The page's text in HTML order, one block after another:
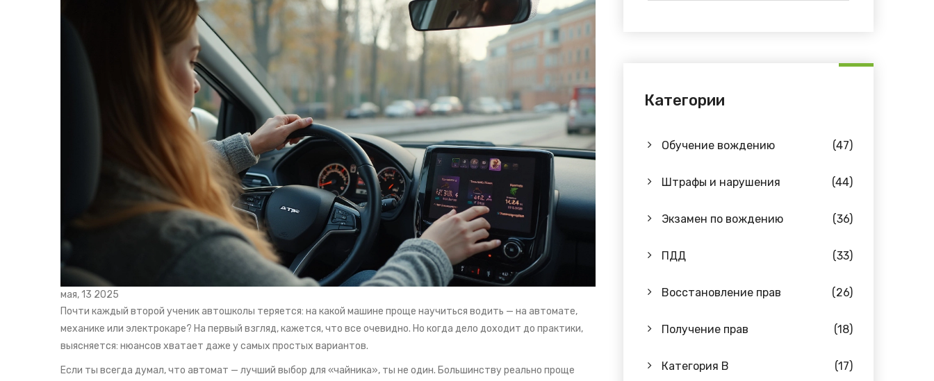
мая, 13 2025
Почти каждый второй ученик автошколы теряется: на какой машине проще научиться водить — на автомате,
механике или электрокаре? На первый взгляд, кажется, что все очевидно. Но когда дело доходит до практики,
выясняется: нюансов хватает даже у самых простых вариантов.
Если ты всегда думал, что автомат — лучший выбор для «чайника», ты не один. Большинству реально проще
Категории
Обучение вождению (47)
Штрафы и нарушения (44)
Экзамен по вождению (36)
ПДД (33)
Восстановление прав (26)
Получение прав (18)
Категория B (17)